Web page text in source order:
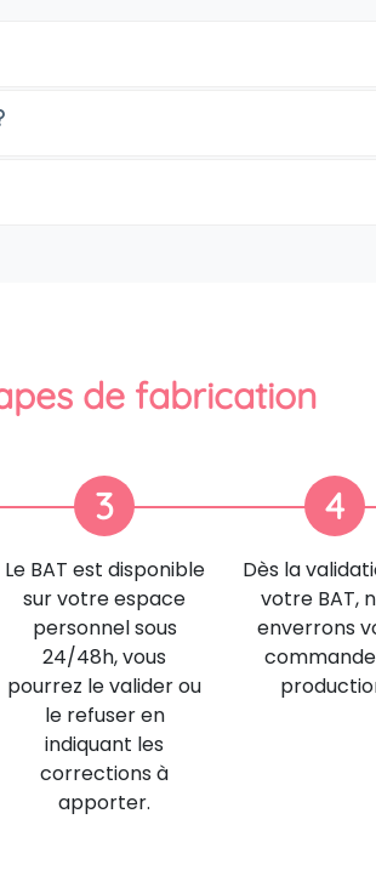
de fabrication
3
Le BAT est disponible
sur votre espace
personnel sous
24/48h, vous
pourrez le valider ou
le refuser en
indiquant les
corrections à
apporter.
4
Dès la
votre BAT,
enverrons